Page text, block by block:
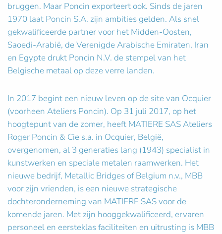
bruggen. Maar Poncin exporteert ook. Sinds de jaren
1970 laat Poncin S.A. zijn ambities gelden. Als snel
gekwalificeerde partner voor het Midden-Oosten,
Saoedi-Arabië, de Verenigde Arabische Emiraten, Iran
en Egypte drukt Poncin N.V. de stempel van het
Belgische metaal op deze verre landen.
In 2017 begint een nieuw leven op de site van Ocquier
(voorheen Ateliers Poncin). Op 31 juli 2017, op het
hoogtepunt van de zomer, heeft MATIERE SAS Ateliers
Roger Poncin & Cie s.a. in Ocquier, België,
overgenomen, al 3 generaties lang (1943) specialist in
kunstwerken en speciale metalen raamwerken. Het
nieuwe bedrijf, Metallic Bridges of Belgium n.v., MBB
voor zijn vrienden, is een nieuwe strategische
dochteronderneming van MATIERE SAS voor de
komende jaren. Met zijn hooggekwalificeerd, ervaren
personeel en eersteklas faciliteiten en uitrusting is MBB